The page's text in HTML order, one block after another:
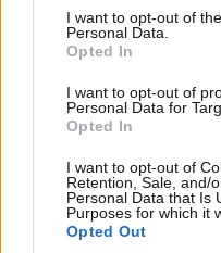
consent section.
I want to opt-out of
Personal Data.
Opted In
I want to opt-out of
Personal Data for
Opted In
I want to opt-out of
Retention, Sale, and/
Personal Data that Is
Purposes for which it
Opted Out